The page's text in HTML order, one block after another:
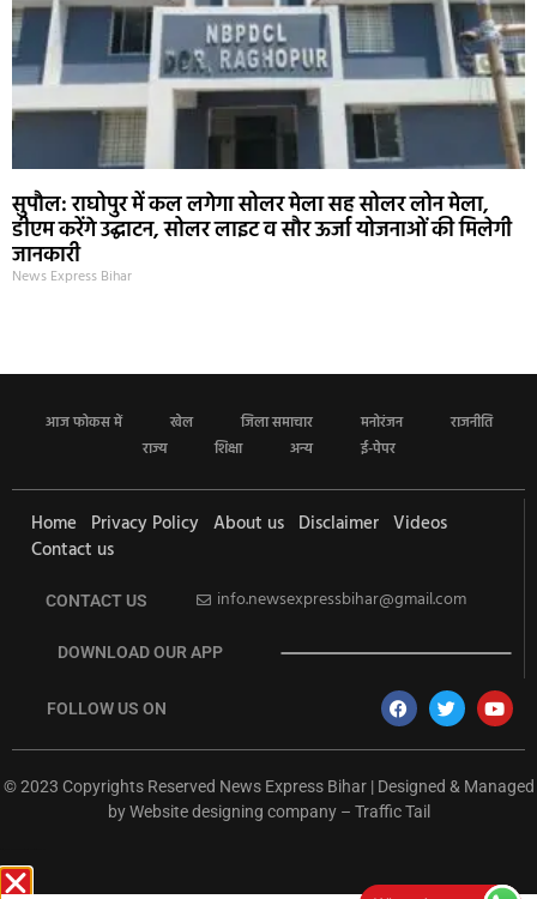
सुपौल: राघोपुर में कल लगेगा सोलर मेला सह सोलर लोन मेला,
डीएम करेंगे उद्घाटन, सोलर लाइट व सौर ऊर्जा योजनाओं की मिलेगी
जानकारी
News Express Bihar
आज फोकस में खेल जिला समाचार मनोरंजन
राजनीति
राज्य
शिक्षा अन्य ई-पेपर
Home Privacy Policy About us Disclaimer Videos
Contact us
CONTACT US info.newsexpressbihar@gmail.com
DOWNLOAD OUR APP
FOLLOW US ON
© 2023 Copyrights Reserved News Express Bihar | Designed & Managed
byWebsite designing company– Traffic Tail